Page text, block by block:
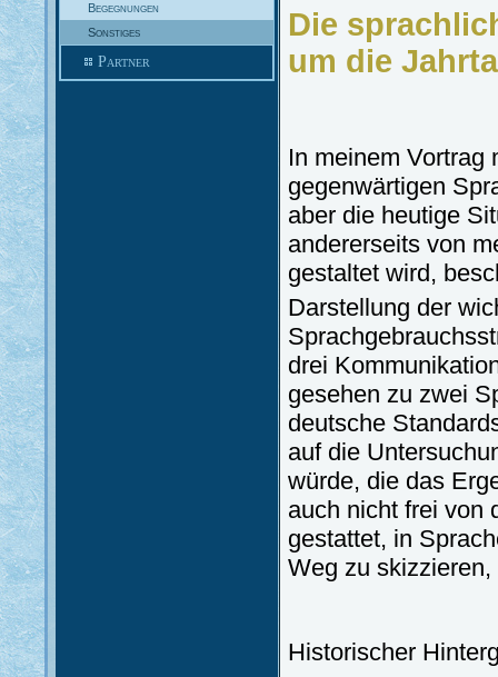
Begegnungen
Sonstiges
Partner
Die
um die
In meinem Vortrag
gegenwärtigen
aber die heutige
andererseits von
gestaltet wird,
Darstellung der
drei
gesehen zu zwei
deutsche
auf die
würde, die das
auch nicht frei von
gestattet, in
Weg zu
Historischer